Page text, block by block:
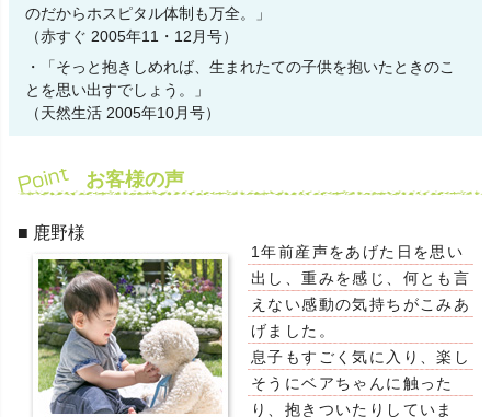
のだからホスピタル体制も万全。」
（赤すぐ 2005年11・12月号）
・「そっと抱きしめれば、生まれたての子供を抱いたときのこ
とを思い出すでしょう。」
（天然生活 2005年10月号）
お客様の声
■ 鹿野様
1年前産声をあげた日を思い
出し、重みを感じ、何とも言
えない感動の気持ちがこみあ
げました。
息子もすごく気に入り、楽し
そうにベアちゃんに触った
り、抱きついたりしていま